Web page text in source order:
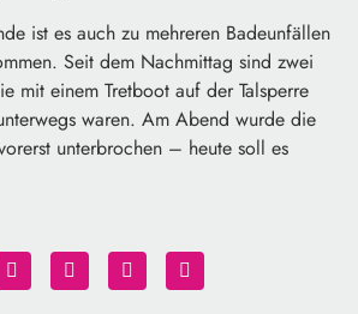
ist es auch zu mehreren Badeunfällen
Seit dem Nachmittag sind zwei
mit einem Tretboot auf der Talsperre
waren. Am Abend wurde die
unterbrochen – heute soll es